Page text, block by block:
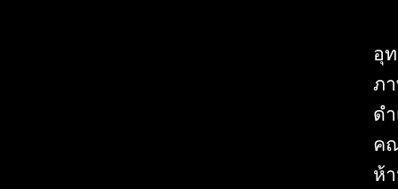
อุ
ภ
ด
ค
ห้